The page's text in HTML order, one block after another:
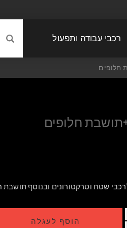
רכבי עבודה ותפעול
חלופים
חלופים
שטח וטרקטורונים ובנוסף תושבת